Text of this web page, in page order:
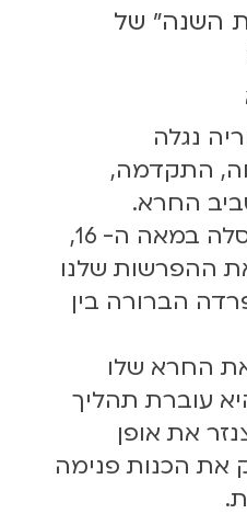
השנה" של
נגלה
התקדמה,
החרא.
החל מהמצאת האסלה במאה ה- 16,
ההפרשות שלנו
הברורה בין
החרא שלו
עוברת תהליך
את אופן
את הכנות פנימה